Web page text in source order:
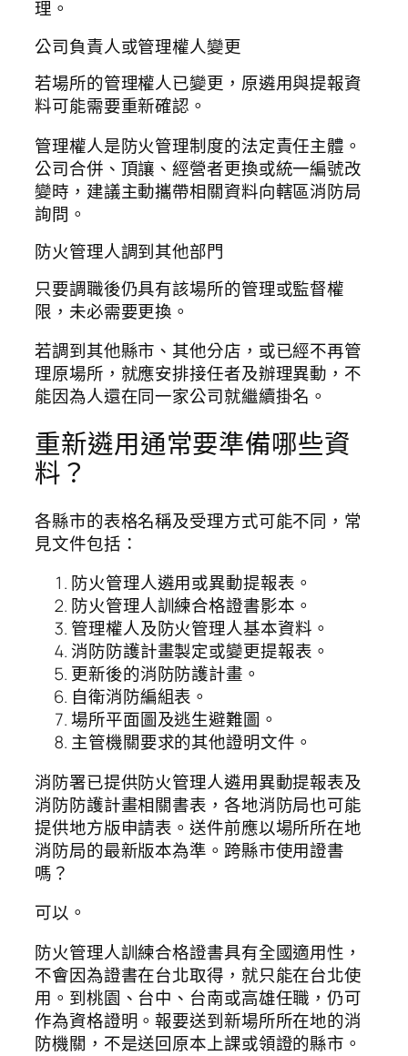
理。
公司負責人或管理權人變更
若場所的管理權人已變更，原遴用與提報資
料可能需要重新確認。
管理權人是防火管理制度的法定責任主體。
公司合併、頂讓、經營者更換或統一編號改
變時，建議主動攜帶相關資料向轄區消防局
詢問。
防火管理人調到其他部門
只要調職後仍具有該場所的管理或監督權
限，未必需要更換。
若調到其他縣市、其他分店，或已經不再管
理原場所，就應安排接任者及辦理異動，不
能因為人還在同一家公司就繼續掛名。
重新遴用通常要準備哪些資
料？
各縣市的表格名稱及受理方式可能不同，常
見文件包括：
防火管理人遴用或異動提報表。
防火管理人訓練合格證書影本。
管理權人及防火管理人基本資料。
消防防護計畫製定或變更提報表。
更新後的消防防護計畫。
自衛消防編組表。
場所平面圖及逃生避難圖。
主管機關要求的其他證明文件。
消防署已提供防火管理人遴用異動提報表及
消防防護計畫相關書表，各地消防局也可能
提供地方版申請表。送件前應以場所所在地
消防局的最新版本為準。跨縣市使用證書
嗎？
可以。
防火管理人訓練合格證書具有全國適用性，
不會因為證書在台北取得，就只能在台北使
用。到桃園、台中、台南或高雄任職，仍可
作為資格證明。報要送到新場所所在地的消
防機關，不是送回原本上課或領證的縣市。